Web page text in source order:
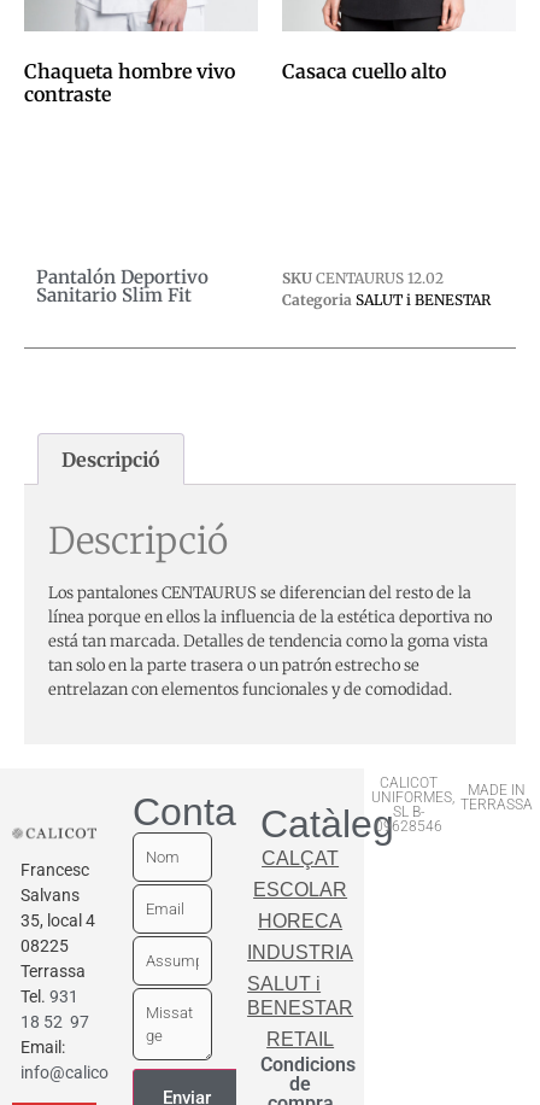
Chaqueta hombre vivo
contraste
Casaca cuello alto
Pantalón Deportivo
Sanitario Slim Fit
SKU CENTAURUS 12.02
Categoria SALUT i BENESTAR
Descripció
Descripció
Los pantalones CENTAURUS se diferencian del resto de la
línea porque en ellos la influencia de la estética deportiva no
está tan marcada. Detalles de tendencia como la goma vista
tan solo en la parte trasera o un patrón estrecho se
entrelazan con elementos funcionales y de comodidad.
Francesc
Salvans
35, local 4
08225
Terrassa
Tel. 931
18 52 97
Email:
info@calicot.cat
ContactarCatàleg
CALÇAT
ESCOLAR
HORECA
INDUSTRIA
SALUT i
BENESTAR
RETAIL
Condicions
de
CALICOT
UNIFORMES,
SL B-
09628546
MADE IN
TERRASSA